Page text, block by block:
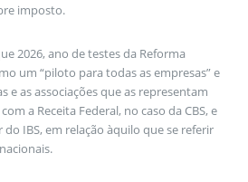
imposto.
2026, ano de testes da Reforma
um “piloto para todas as empresas” e
e as associações que as representam
a Receita Federal, no caso da CBS, e
IBS, em relação àquilo que se referir